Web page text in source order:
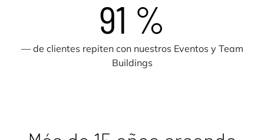
91 %
— de clientes repiten con nuestros Eventos y Team
Buildings